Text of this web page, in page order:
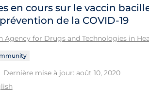
en cours sur le vaccin
de la COVID-19
Agency for Drugs and Technologies in
Dernière mise à jour: août 10, 2020